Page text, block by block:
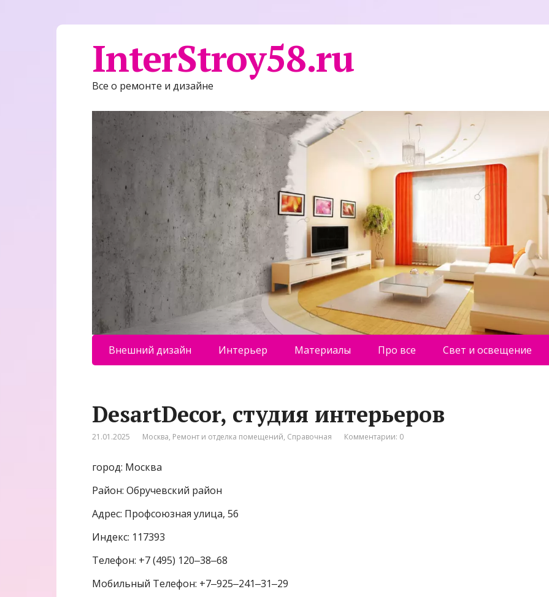
InterStroy58.ru
Все о ремонте и дизайне
Внешний дизайн Интерьер Материалы Про все Свет и освещение
DesartDecor, студия интерьеров
21.01.2025 Москва, Ремонт и отделка помещений, Справочная Комментарии: 0
город: Москва
Район: Обручевский район
Адрес: Профсоюзная улица, 56
Индекс: 117393
Телефон: +7 (495) 120‒38‒68
Мобильный Телефон: +7‒925‒241‒31‒29